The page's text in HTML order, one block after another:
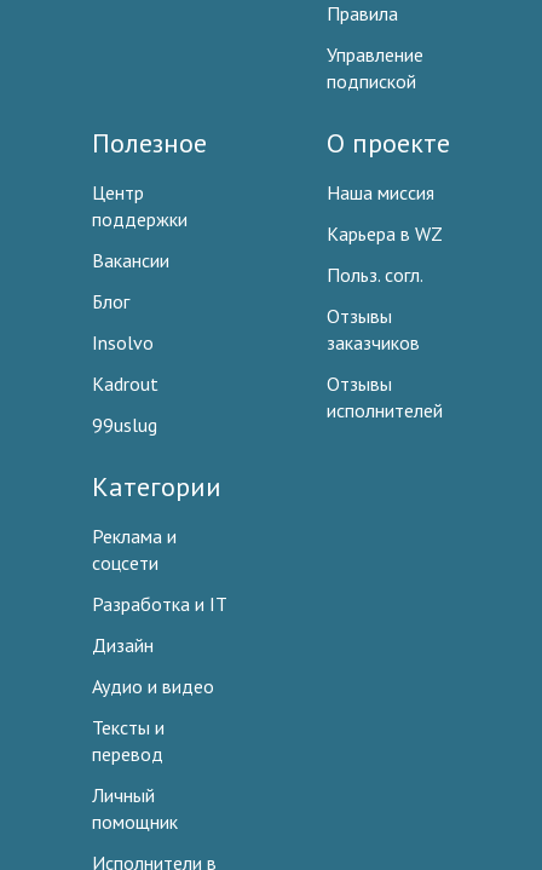
Правила
Управление
подпиской
Полезное
Центр
поддержки
Вакансии
Блог
Insolvo
Kadrout
99uslug
О проекте
Наша миссия
Карьера в WZ
Польз. согл.
Отзывы
заказчиков
Отзывы
исполнителей
Категории
Реклама и
соцсети
Разработка и IT
Дизайн
Аудио и видео
Тексты и
перевод
Личный
помощник
Исполнители в